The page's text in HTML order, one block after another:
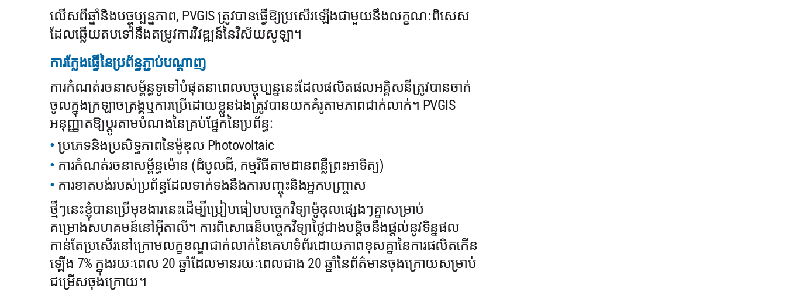
លើសពីឆ្នាំនិងបច្ចុប្បន្នភាព, PVGIS ត្រូវបានធ្វើឱ្យប្រសើរឡើងជាមួយនឹងលក្ខណៈពិសេស
ដែលឆ្លើយតបទៅនឹងតម្រូវការវិវឌ្ឍន៍នៃវិស័យសូឡា។
ការក្លែងធ្វើនៃប្រព័ន្ធភ្ជាប់បណ្តាញ
ការកំណត់រចនាសម្ព័ន្ធទូទៅបំផុតនាពេលបច្ចុប្បន្ននេះដែលផលិតផលអគ្គិសនីត្រូវបានចាក់
ចូលក្នុងក្រឡាចត្រង្គឬការប្រើដោយខ្លួនឯងត្រូវបានយកគំរូតាមភាពជាក់លាក់។ PVGIS
អនុញ្ញាតឱ្យប្តូរតាមបំណងនៃគ្រប់ផ្នែកនៃប្រព័ន្ធ:
ប្រភេទនិងប្រសិទ្ធភាពនៃម៉ូឌុល Photovoltaic
ការកំណត់រចនាសម្ព័ន្ធម៉ោន (ដំបូលដី, កម្មវិធីតាមដានពន្លឺព្រះអាទិត្យ)
ការខាតបង់របស់ប្រព័ន្ធដែលទាក់ទងនឹងការបញ្ចុះនិងអ្នកបញ្ច្រាស
ថ្មីៗនេះខ្ញុំបានប្រើមុខងារនេះដើម្បីប្រៀបធៀបបច្ចេកវិទ្យាម៉ូឌុលផ្សេងៗគ្នាសម្រាប់
គម្រោងសហគមន៍នៅអ៊ីតាលី។ ការពិសោធន៏បច្ចេកវិទ្យាថ្លៃជាងបន្តិចនឹងផ្តល់នូវទិន្នផល
កាន់តែប្រសើរនៅក្រោមលក្ខខណ្ឌជាក់លាក់នៃគេហទំព័រដោយភាពខុសគ្នានៃការផលិតកើន
ឡើង 7% ក្នុងរយៈពេល 20 ឆ្នាំដែលមានរយៈពេលជាង 20 ឆ្នាំនៃព័ត៌មានចុងក្រោយសម្រាប់
ជម្រើសចុងក្រោយ។